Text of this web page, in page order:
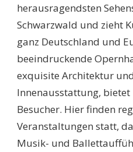
herausragendsten
Schwarzwald und zieht
ganz Deutschland und
beeindruckende
exquisite Architektur
Innenausstattung,
Besucher. Hier finden
Veranstaltungen statt,
Musik- und